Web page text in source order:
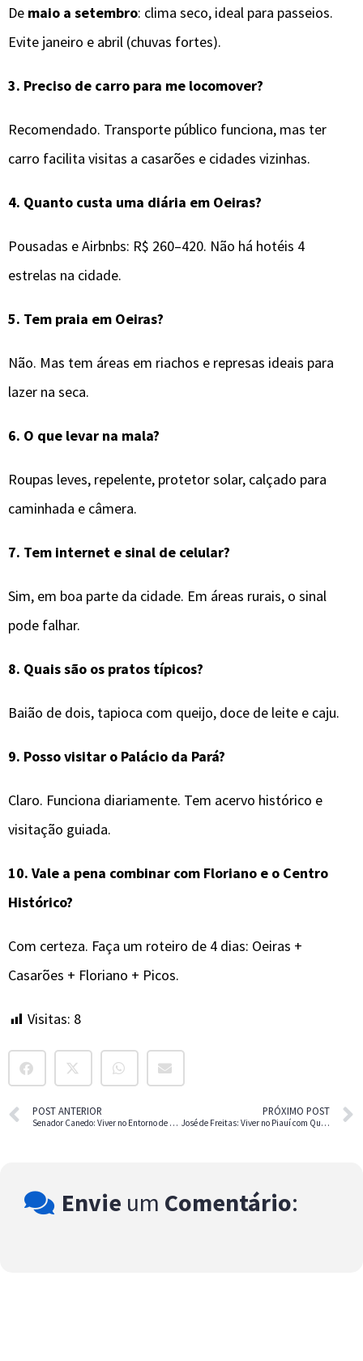
De maio a setembro: clima seco, ideal para passeios.
Evite janeiro e abril (chuvas fortes).
3. Preciso de carro para me locomover?
Recomendado. Transporte público funciona, mas ter
carro facilita visitas a casarões e cidades vizinhas.
4. Quanto custa uma diária em Oeiras?
Pousadas e Airbnbs: R$ 260–420. Não há hotéis 4
estrelas na cidade.
5. Tem praia em Oeiras?
Não. Mas tem áreas em riachos e represas ideais para
lazer na seca.
6. O que levar na mala?
Roupas leves, repelente, protetor solar, calçado para
caminhada e câmera.
7. Tem internet e sinal de celular?
Sim, em boa parte da cidade. Em áreas rurais, o sinal
pode falhar.
8. Quais são os pratos típicos?
Baião de dois, tapioca com queijo, doce de leite e caju.
9. Posso visitar o Palácio da Pará?
Claro. Funciona diariamente. Tem acervo histórico e
visitação guiada.
10. Vale a pena combinar com Floriano e o Centro
Histórico?
Com certeza. Faça um roteiro de 4 dias: Oeiras +
Casarões + Floriano + Picos.
Visitas: 8
POST ANTERIOR
Senador Canedo: Viver no Entorno de Goiânia
PRÓXIMO POST
José de Freitas: Viver no Piauí com Qualidade de Vida
Envie um Comentário: